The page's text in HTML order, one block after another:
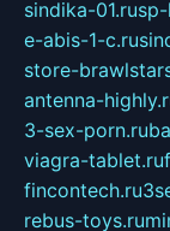
sindika-01.ru
e-abis-1-c.ru
store-
antenna-
3-sex-porn.ru
viagra-tablet.ru
fincontech.ru
rebus-toys.ru